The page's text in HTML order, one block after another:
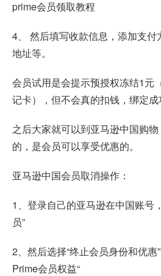
prime会员领取教程
4、 然后填写收款信息，添加支
地址等。
会员试用是会提示预授权冻结1元
记卡），但不会真的扣钱，绑定成
之后大家就可以到亚马逊中国购物
的，是会员可以享受优惠的。
亚马逊中国会员取消操作：
1、登录自己的亚马逊在中国账号
员”
2、然后选择“终止会员身份和优惠
Prime会员权益“